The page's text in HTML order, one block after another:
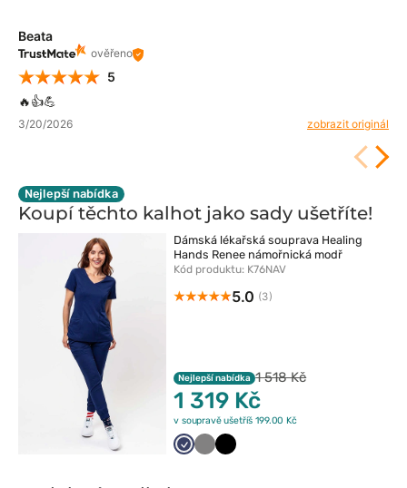
Beata
ověřeno
5
🔥👍️💪
3/20/2026 zobrazit originál
Nejlepší nabídka
Koupí těchto kalhot jako sady ušetříte!
Dámská lékařská souprava Healing
Hands Renee námořnická modř
Kód produktu: K76NAV
5.0 (3)
Nejlepší nabídka 1 518 Kč
1 319 Kč
v soupravě ušetříš 199.00 Kč
CiemnySzaryCzarny